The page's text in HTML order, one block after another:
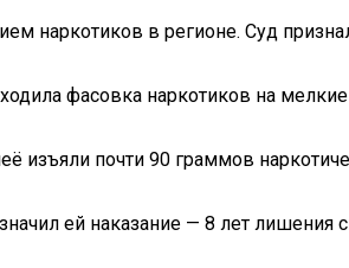
наркотиков в регионе. Суд
фасовка наркотиков на мелкие
изъяли почти 90 граммов
ей наказание — 8 лет